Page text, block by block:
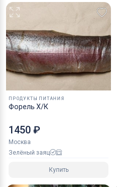
ПРОДУКТЫ ПИТАНИЯ
Форель Х/К
1450 ₽
Москва
Зелёный заяц
Купить